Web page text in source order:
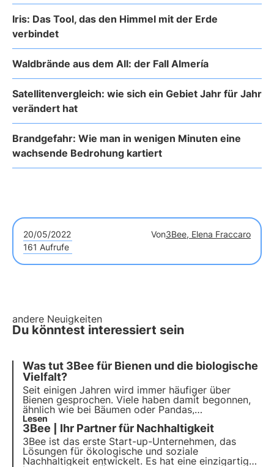
Iris: Das Tool, das den Himmel mit der Erde
verbindet
Waldbrände aus dem All: der Fall Almería
Satellitenvergleich: wie sich ein Gebiet Jahr für Jahr
verändert hat
Brandgefahr: Wie man in wenigen Minuten eine
wachsende Bedrohung kartiert
20/05/2022 Von3Bee, Elena Fraccaro
161 Aufrufe
andere Neuigkeiten
Du könntest interessiert sein
Was tut 3Bee für Bienen und die biologische
Vielfalt?
Seit einigen Jahren wird immer häufiger über
Bienen gesprochen. Viele haben damit begonnen,
ähnlich wie bei Bäumen oder Pandas,
Marketingaussagen zu machen. Was 3Bee macht,
ist ganz anders. Wir kombinieren Technologie und
Biologie, um Bienen zu überwachen und zu pflegen.
Lesen
3Bee | Ihr Partner für Nachhaltigkeit
3Bee ist das erste Start-up-Unternehmen, das
Lösungen für ökologische und soziale
Nachhaltigkeit entwickelt. Es hat eine einzigartige